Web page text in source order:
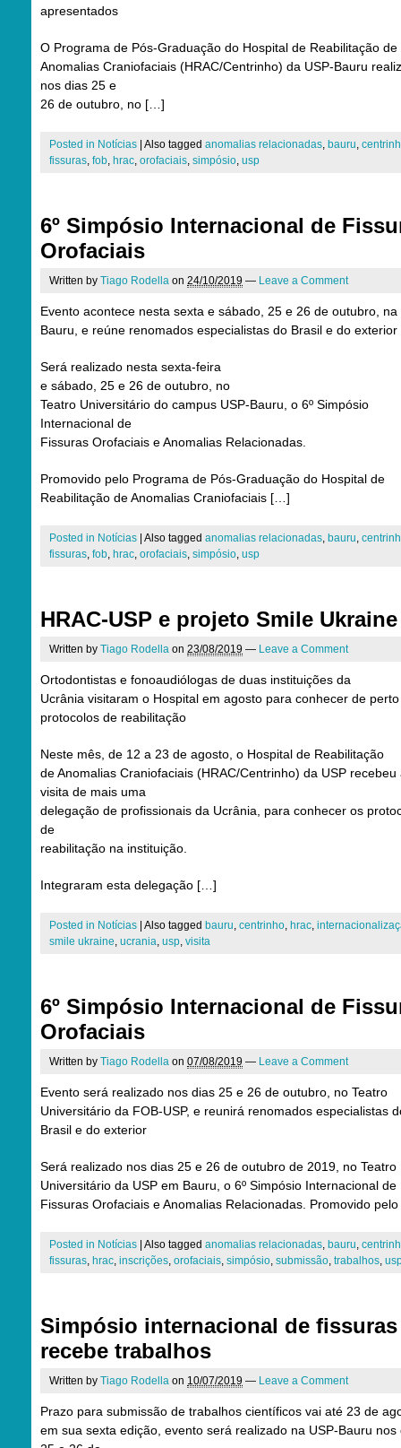
apresentados
O Programa de Pós-Graduação do Hospital de Reabilitação de
Anomalias Craniofaciais (HRAC/Centrinho) da USP-Bauru
nos dias 25 e
26 de outubro, no […]
Posted in Notícias Also tagged anomalias relacionadas, bauru,
fissuras, fob, hrac, orofaciais, simpósio, usp
6º Simpósio Internacional de
Orofaciais
Written by Tiago Rodella on 24/10/2019 — Leave a Comment
Evento acontece nesta sexta e sábado, 25 e 26 de outubro, na
Bauru, e reúne renomados especialistas do Brasil e do exterior
Será realizado nesta sexta-feira
e sábado, 25 e 26 de outubro, no
Teatro Universitário do campus USP-Bauru, o 6º Simpósio
Internacional de
Fissuras Orofaciais e Anomalias Relacionadas.
Promovido pelo Programa de Pós-Graduação do Hospital de
Reabilitação de Anomalias Craniofaciais […]
Posted in Notícias Also tagged anomalias relacionadas, bauru,
fissuras, fob, hrac, orofaciais, simpósio, usp
HRAC-USP e projeto Smile Ukraine
Written by Tiago Rodella on 23/08/2019 — Leave a Comment
Ortodontistas e fonoaudiólogas de duas instituições da
Ucrânia visitaram o Hospital em agosto para conhecer de
protocolos de reabilitação
Neste mês, de 12 a 23 de agosto, o Hospital de Reabilitação
de Anomalias Craniofaciais (HRAC/Centrinho) da USP recebeu
visita de mais uma
delegação de profissionais da Ucrânia, para conhecer os
de
reabilitação na instituição.
Integraram esta delegação […]
Posted in Notícias Also tagged bauru, centrinho, hrac,
smile ukraine, ucrania, usp, visita
6º Simpósio Internacional de
Orofaciais
Written by Tiago Rodella on 07/08/2019 — Leave a Comment
Evento será realizado nos dias 25 e 26 de outubro, no Teatro
Universitário da FOB-USP, e reunirá renomados especialistas
Brasil e do exterior
Será realizado nos dias 25 e 26 de outubro de 2019, no Teatro
Universitário da USP em Bauru, o 6º Simpósio Internacional de
Fissuras Orofaciais e Anomalias Relacionadas. Promovido
Posted in Notícias Also tagged anomalias relacionadas, bauru,
fissuras, hrac, inscrições, orofaciais, simpósio, submissão, trabalhos,
Simpósio internacional de fissuras
recebe trabalhos
Written by Tiago Rodella on 10/07/2019 — Leave a Comment
Prazo para submissão de trabalhos científicos vai até 23 de
em sua sexta edição, evento será realizado na USP-Bauru nos